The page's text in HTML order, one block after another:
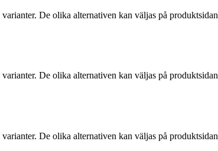
De olika alternativen kan väljas på produktsidan
De olika alternativen kan väljas på produktsidan
De olika alternativen kan väljas på produktsidan